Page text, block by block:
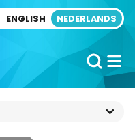
ENGLISH NEDERLANDS